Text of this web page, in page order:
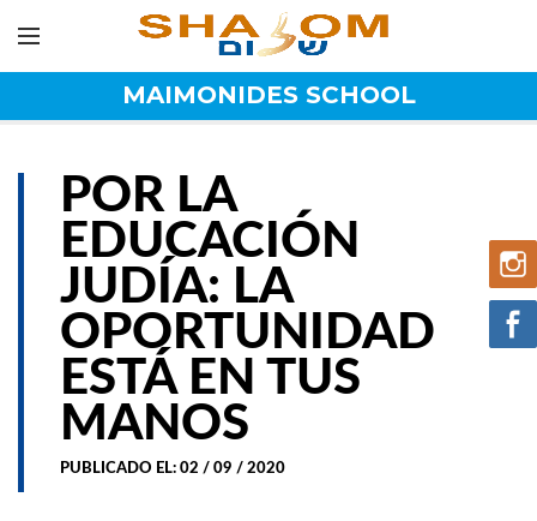
MAIMONIDES SCHOOL
POR LA
EDUCACIÓN
JUDÍA: LA
OPORTUNIDAD
ESTÁ EN TUS
MANOS
PUBLICADO EL: 02 / 09 / 2020